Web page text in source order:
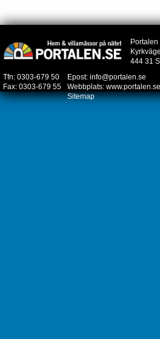
Portalen
444 31
Tfn: 0303-679 50
Fax: 0303-679 55
Epost: info@portalen.se
Webbplats: www.portalen.se
Sitemap